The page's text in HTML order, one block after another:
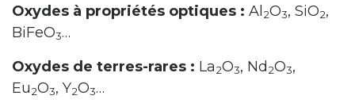
Oxydes à propriétés optiques : Al 2O3, SiO2,
BiFeO3…
Oxydes de terres-rares : La2O3, Nd 2O3,
Eu2O3, Y2O3…